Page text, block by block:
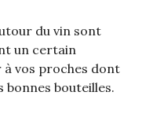
du vin sont
un certain
vos proches dont
bonnes bouteilles.